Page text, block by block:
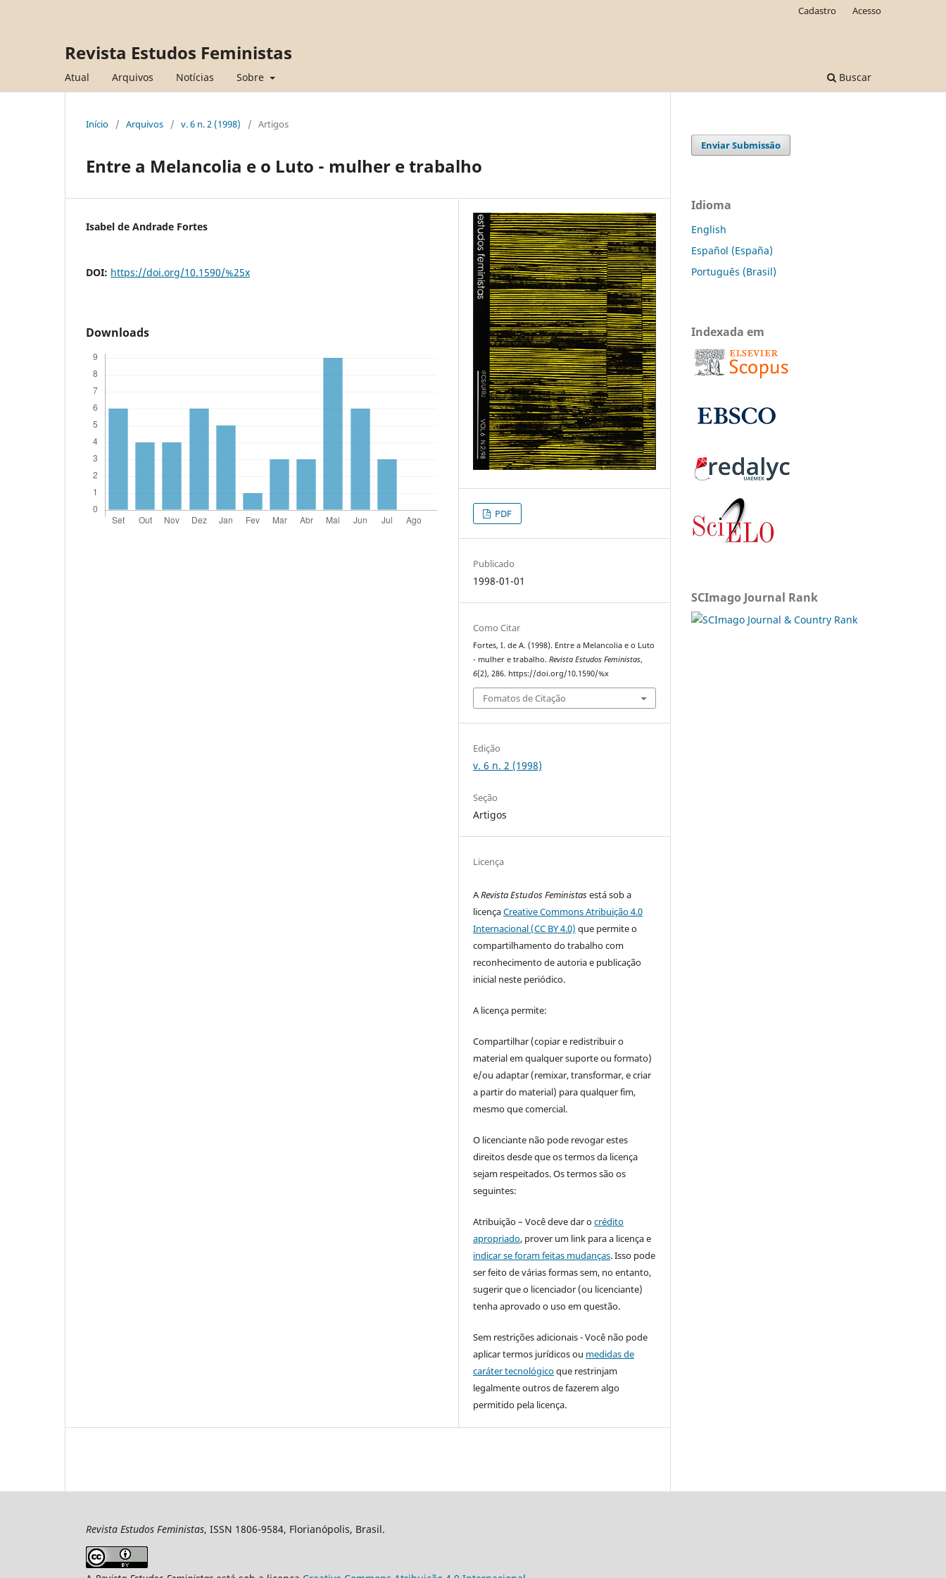
Revista Estudos Feministas
Atual Arquivos Notícias Sobre Buscar
Cadastro Acesso
Início / Arquivos / v. 6 n. 2 (1998) / Artigos
Entre a Melancolia e o Luto - mulher e trabalho
Isabel de Andrade Fortes
DOI: https://doi.org/10.1590/%25x
Downloads
PDF
Publicado
1998-01-01
Como Citar
Fortes, I. de A. (1998). Entre a Melancolia e o Luto
- mulher e trabalho.Revista Estudos Feministas,
6(2), 286. https://doi.org/10.1590/%x
Fomatos de Citação
Edição
v. 6 n. 2 (1998)
Seção
Artigos
Licença
ARevista Estudos Feministasestá sob a
licençaCreative Commons Atribuição 4.0
Internacional (CC BY 4.0) que permite o
compartilhamento do trabalho com
reconhecimento de autoria e publicação
inicial neste periódico.
A licença permite:
Compartilhar (copiar e redistribuir o
material em qualquer suporte ou formato)
e/ou adaptar (remixar, transformar, e criar
a partir do material) para qualquer fim,
mesmo que comercial.
O licenciante não pode revogar estes
direitos desde que os termos da licença
sejam respeitados. Os termos são os
seguintes:
Atribuição – Você deve dar ocrédito
apropriado, prover um link para a licença e
indicar se foram feitas mudanças. Isso pode
ser feito de várias formas sem, no entanto,
sugerir que o licenciador (ou licenciante)
tenha aprovado o uso em questão.
Sem restrições adicionais - Você não pode
aplicar termos jurídicos ou medidas de
caráter tecnológicoque restrinjam
legalmente outros de fazerem algo
permitido pela licença.
Enviar Submissão
Idioma
English
Español (España)
Português (Brasil)
Indexada em
SCImago Journal Rank
Revista Estudos Feministas, ISSN 1806-9584, Florianópolis, Brasil.